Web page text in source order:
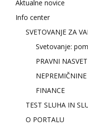
Aktualne novice
Info center
SVETOVANJE ZA
Svetovanje:
PRAVNI
NEPREMIČNINE
FINANCE
TEST SLUHA IN
O PORTALU